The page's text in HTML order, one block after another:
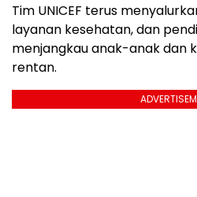
Tim UNICEF terus
layanan kesehatan, dan
menjangkau anak-anak dan
rentan.